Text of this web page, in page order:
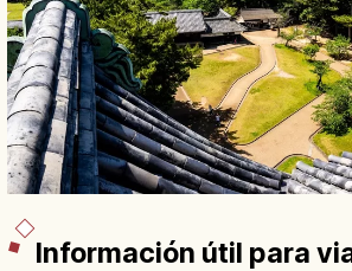
Información útil para